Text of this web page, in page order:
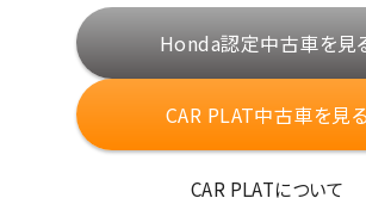
Honda認定中古車を見
CAR PLAT中古車を見る
CAR PLATについて